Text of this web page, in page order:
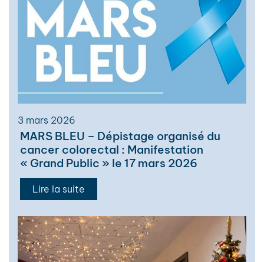
3 mars 2026
MARS BLEU – Dépistage organisé du
cancer colorectal : Manifestation
« Grand Public » le 17 mars 2026
Lire la suite